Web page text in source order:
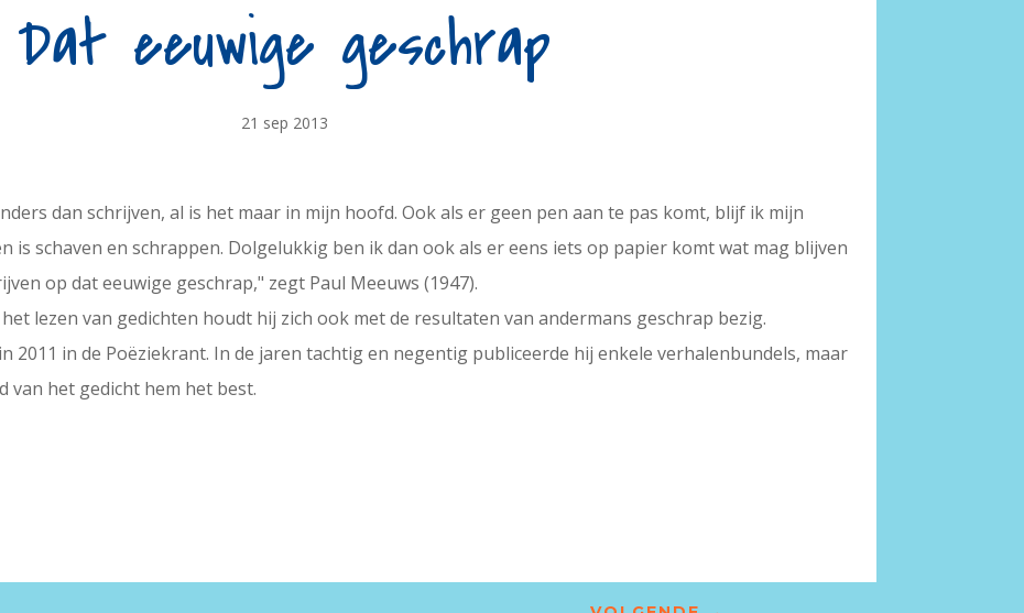
Dat eeuwige geschrap
21 sep 2013
dan schrijven, al is het maar in mijn hoofd. Ook als er geen pen aan te pas komt, blijf ik mijn
is schaven en schrappen. Dolgelukkig ben ik dan ook als er eens iets op papier komt wat mag blijven
op dat eeuwige geschrap," zegt Paul Meeuws (1947).
lezen van gedichten houdt hij zich ook met de resultaten van andermans geschrap bezig.
2011 in de Poëziekrant. In de jaren tachtig en negentig publiceerde hij enkele verhalenbundels, maar
het gedicht hem het best.